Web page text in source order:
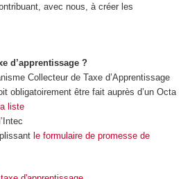
avec nous, à créer les
d’apprentissage ?
Collecteur de Taxe d’Apprentissage
obligatoirement être fait auprès d’un Octa
liste
le formulaire de promesse de